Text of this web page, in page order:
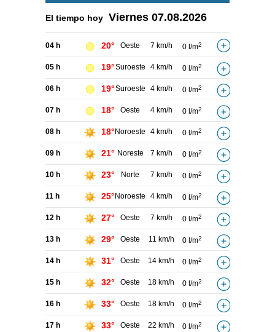
El tiempo hoy Viernes 07.08.2026
04 h 20° Oeste 7 km/h 0 l/m2
05 h 19°Suroeste 4 km/h 0 l/m2
06 h 19°Suroeste 4 km/h 0 l/m2
07 h 18° Oeste 4 km/h 0 l/m2
08 h 18° Noroeste 4 km/h 0 l/m2
09 h 21° Noreste 7 km/h 0 l/m2
10 h 23° Norte 7 km/h 0 l/m2
11 h 25° Noroeste 4 km/h 0 l/m2
12 h 27° Oeste 7 km/h 0 l/m2
13 h 29° Oeste 11 km/h 0 l/m2
14 h 31° Oeste 14 km/h 0 l/m2
15 h 32° Oeste 18 km/h 0 l/m2
16 h 33° Oeste 18 km/h 0 l/m2
17 h 33° Oeste 22 km/h 0 l/m2